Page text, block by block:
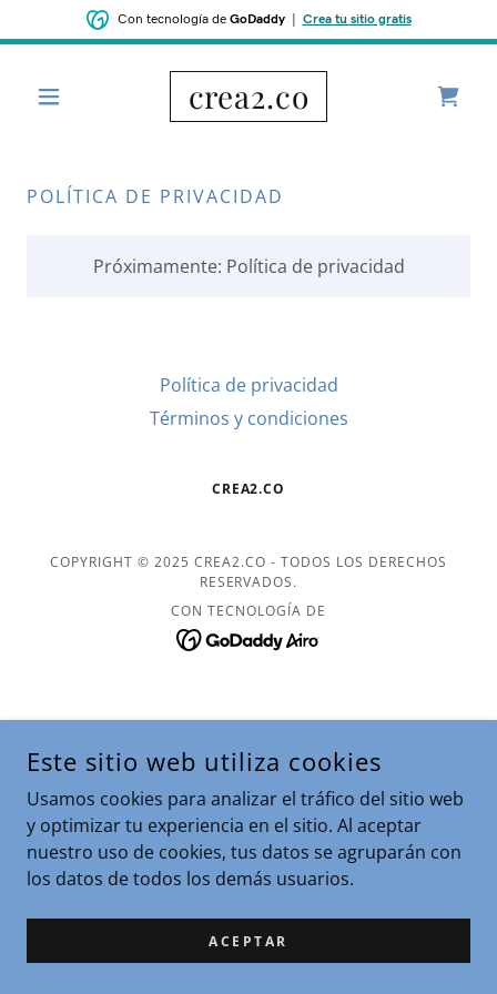
Con tecnología de GoDaddy| Crea tu sitio gratis
crea2.co
POLÍTICA DE PRIVACIDAD
Próximamente: Política de privacidad
Política de privacidad
Términos y condiciones
CREA2.CO
COPYRIGHT © 2025 CREA2.CO - TODOS LOS DERECHOS
RESERVADOS.
CON TECNOLOGÍA DE
Este sitio web utiliza cookies
Usamos cookies para analizar el tráfico del sitio web
y optimizar tu experiencia en el sitio. Al aceptar
nuestro uso de cookies, tus datos se agruparán con
los datos de todos los demás usuarios.
ACEPTAR